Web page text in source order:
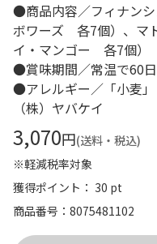
●商品内容／フィナン
ボワーズ 各7個）、マ
イ・マンゴー 各7個）
●賞味期間／常温で60
●アレルギー／「小麦
（株）ヤバケイ
3,070円(送料・税込)
※軽減税率対象
獲得ポイント： 30 pt
商品番号
8075481102